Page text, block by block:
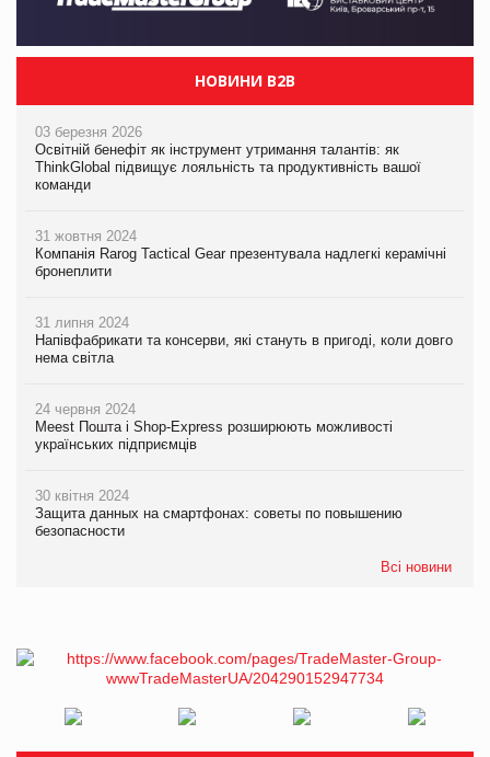
НОВИНИ B2B
03 березня 2026
Освітній бенефіт як інструмент утримання талантів: як
ThinkGlobal підвищує лояльність та продуктивність вашої
команди
31 жовтня 2024
Компанія Rarog Tactical Gear презентувала надлегкі керамічні
бронеплити
31 липня 2024
Напівфабрикати та консерви, які стануть в пригоді, коли довго
нема світла
24 червня 2024
Meest Пошта і Shop-Express розширюють можливості
українських підприємців
30 квітня 2024
Защита данных на смартфонах: советы по повышению
безопасности
Всі новини